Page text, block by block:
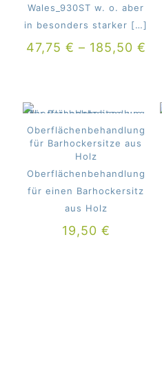
Wales_930ST w. o. aber
in besonders starker […]
47,75 € – 185,50 €
Oberflächenbehandlung
für Barhockersitze aus
Holz
Oberflächenbehandlung
für einen Barhockersitz
aus Holz
19,50 €